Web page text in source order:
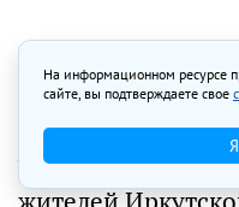
— Бюджет на 2023
социально
правильно.
условия для
На информационном ресурсе
сайте, вы подтверждаете свое